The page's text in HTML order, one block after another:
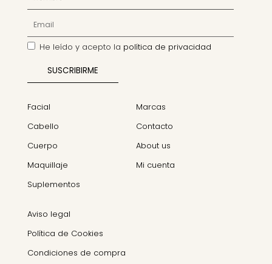
He leído y acepto la política de privacidad
Facial
Cabello
Cuerpo
Maquillaje
Suplementos
Marcas
Contacto
About us
Mi cuenta
Aviso legal
Política de Cookies
Condiciones de compra